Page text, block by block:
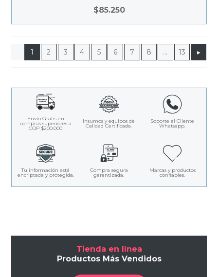
$85.250
1 2 3 4 5 6 7 8 … 13 ▸
Envío Gratis en
compras superiores a
COP $200.000
Insumos y equipos de
Calidad Certificada.
Soporte al Cliente
Whatsapp.
Tu información está
encriptada y protegida.
Compra segura
garantizada.
Marcas y productos
confiables.
Tienda en línea
Productos Más Vendidos